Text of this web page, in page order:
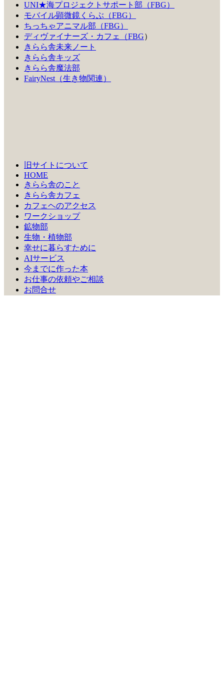
UNI★海プロジェクトサポート部（FBG）
モバイル顕微鏡くらぶ（FBG）
ちっちゃアニマル部（FBG）
ディヴァイナーズ・カフェ（FBG）
きらら舎未来ノート
きらら舎キッズ
きらら舎魔法部
FairyNest（生き物関連）
旧サイトについて
HOME
きらら舎のこと
きらら舎カフェ
カフェヘのアクセス
ワークショップ
鉱物部
生物・植物部
幸せに暮らすために
AIサービス
今までに作った本
お仕事の依頼やご相談
お問合せ